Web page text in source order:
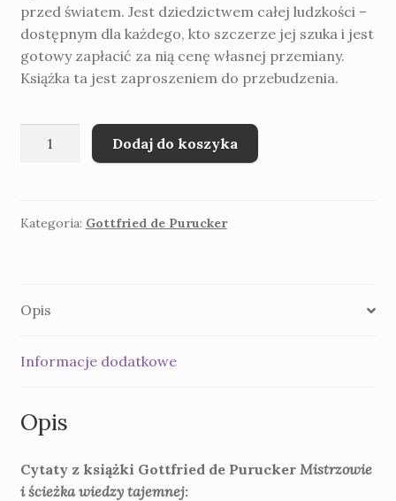
przed światem. Jest dziedzictwem całej ludzkości –
dostępnym dla każdego, kto szczerze jej szuka i jest
gotowy zapłacić za nią cenę własnej przemiany.
Książka ta jest zaproszeniem do przebudzenia.
Mistrzowie
tajemnej
Dodaj do koszyka
Kategoria: Gottfried de Purucker
Opis
Informacje dodatkowe
Opis
Cytaty z książki Gottfried de Purucker Mistrzowie
i ścieżka wiedzy tajemnej: